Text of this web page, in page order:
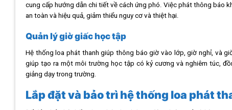
cung cấp hướng dẫn chi tiết về cách ứng phó. Việc phát thông báo
an toàn và hiệu quả, giảm thiểu nguy cơ và thiệt hại.
Quản lý giờ giấc học tập
Hệ thống loa phát thanh giúp thông báo giờ vào lớp, giờ nghỉ, và
giúp tạo ra một môi trường học tập có kỷ cương và nghiêm túc,
giảng dạy trong trường.
Lắp đặt và bảo trì hệ thống loa phát